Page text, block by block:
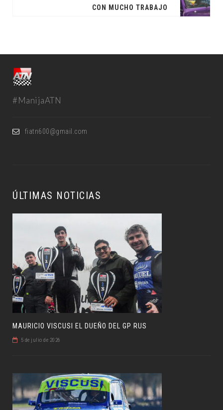
CON MUCHO TRABAJO
#ManijaATN
fiatn600@gmail.com
ÚLTIMAS NOTICIAS
MAURICIO VISCUSI EL DUEÑO DEL GP RUS
5 de julio de 2026